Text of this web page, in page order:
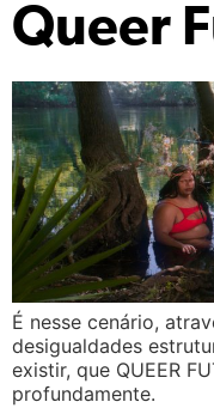
Queer
É nesse cenário,
desigualdades
existir, que QUEER
profundamente.